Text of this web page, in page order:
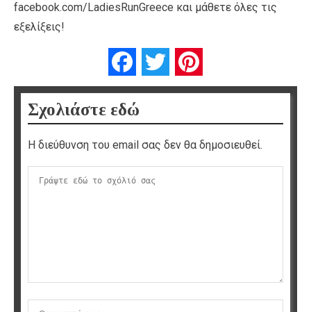
facebook.com/LadiesRunGreece και μάθετε όλες τις
εξελίξεις!
FacebookTwitter
Σχολιάστε εδώ
Η διεύθυνση του email σας δεν θα δημοσιευθεί.